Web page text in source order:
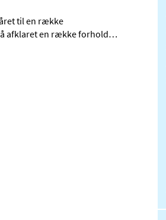
til en række
afklaret en række forhold…